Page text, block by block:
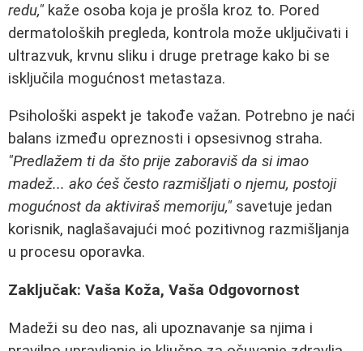
redu," kaže osoba koja je prošla kroz to. Pored
dermatoloških pregleda, kontrola može uključivati i
ultrazvuk, krvnu sliku i druge pretrage kako bi se
isključila mogućnost metastaza.
Psihološki aspekt je takođe važan. Potrebno je naći
balans između opreznosti i opsesivnog straha.
"Predlažem ti da što prije zaboraviš da si imao
madež... ako ćeš često razmišljati o njemu, postoji
mogućnost da aktiviraš memoriju," savetuje jedan
korisnik, naglašavajući moć pozitivnog razmišljanja
u procesu oporavka.
Zaključak: Vaša Koža, Vaša Odgovornost
Madeži su deo nas, ali upoznavanje sa njima i